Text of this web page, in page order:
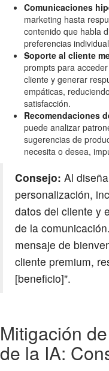
Comunicaciones
marketing hasta
contenido que habla
preferencias
Soporte al cliente
prompts para
cliente y generar
empáticas,
satisfacción.
Recomendaciones
puede analizar
sugerencias de
necesita o desea,
Consejo: Al
personalización,
datos del cliente y
de la
mensaje de
cliente premium,
[beneficio]".
Mitigación
de la IA: